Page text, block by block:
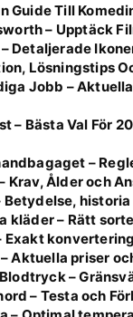
Guide Till
– Upptäck
Detaljerade
Lösningstips
Jobb –
– Bästa Val För
–
Krav, Ålder och
Betydelse,
kläder – Rätt
Exakt
Aktuella priser
–
– Testa och